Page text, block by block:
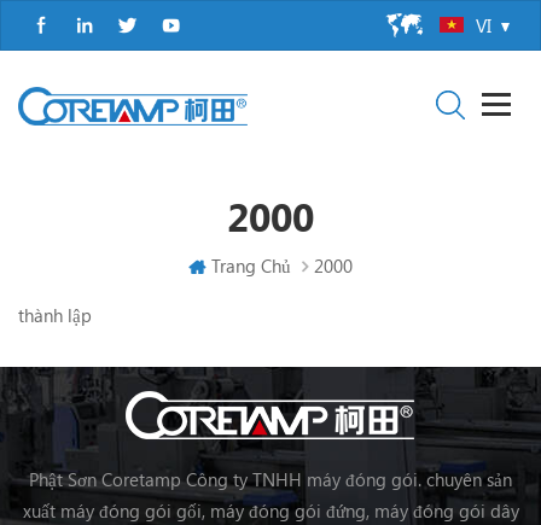
VI
2000
Trang Chủ 2000
thành lập
Phật Sơn Coretamp Công ty TNHH máy đóng gói. chuyên sản
xuất máy đóng gói gối, máy đóng gói đứng, máy đóng gói dây